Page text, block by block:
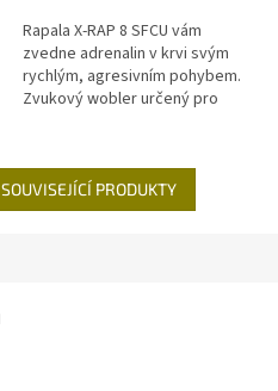
Rapala X-RAP 8 SFCU vám
zvedne adrenalin v krvi svým
rychlým, agresivním pohybem.
Zvukový wobler určený pro
rozhoupávat se,...
PRODUKTY